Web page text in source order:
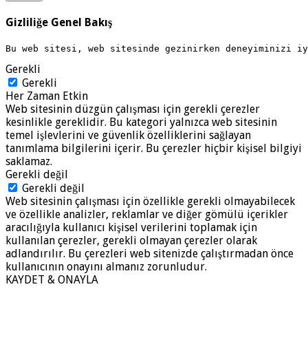
Gizliliğe Genel Bakış
Bu web sitesi, web sitesinde gezinirken deneyiminizi
Gerekli
Gerekli
Her Zaman Etkin
Web sitesinin düzgün çalışması için gerekli çerezler
kesinlikle gereklidir. Bu kategori yalnızca web sitesinin
temel işlevlerini ve güvenlik özelliklerini sağlayan
tanımlama bilgilerini içerir. Bu çerezler hiçbir kişisel bilgiyi
saklamaz.
Gerekli değil
Gerekli değil
Web sitesinin çalışması için özellikle gerekli olmayabilecek
ve özellikle analizler, reklamlar ve diğer gömülü içerikler
aracılığıyla kullanıcı kişisel verilerini toplamak için
kullanılan çerezler, gerekli olmayan çerezler olarak
adlandırılır. Bu çerezleri web sitenizde çalıştırmadan önce
kullanıcının onayını almanız zorunludur.
KAYDET & ONAYLA